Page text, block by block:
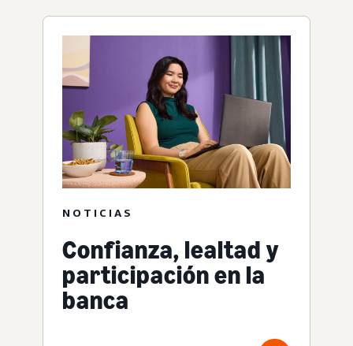
NOTICIAS
Confianza, lealtad y
participación en la
banca